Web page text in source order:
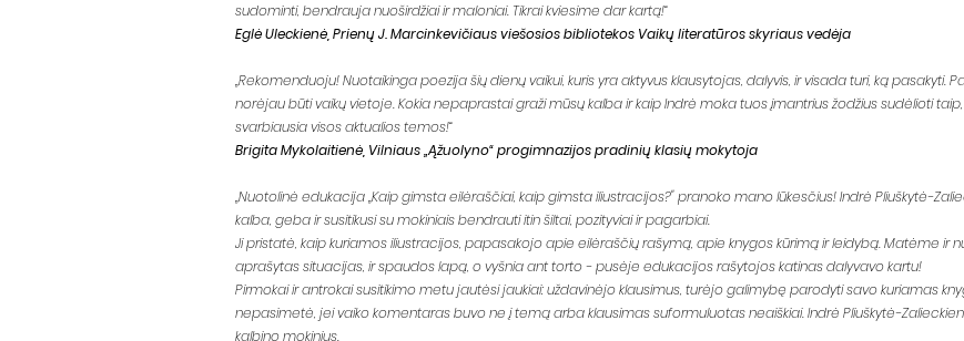
sudominti, bendrauja nuoširdžiai ir maloniai. Tikrai kviesime dar kartą!“
Eglė Uleckienė, Prienų J. Marcinkevičiaus viešosios bibliotekos Vaikų literatūros skyriaus vedėja
„Rekomenduoju! Nuotaikinga poezija šių dienų vaikui, kuris yra aktyvus klausytojas, dalyvis, ir visada turi, ką pasakyti.
norėjau būti vaikų vietoje. Kokia nepaprastai graži mūsų kalba ir kaip Indrė moka tuos įmantrius žodžius sudėlioti
svarbiausia visos aktualios temos!“
Brigita Mykolaitienė, Vilniaus „Ąžuolyno“ progimnazijos pradinių klasių mokytoja
„Nuotolinė edukacija „Kaip gimsta eilėraščiai, kaip gimsta iliustracijos?" pranoko mano lūkesčius! Indrė Pliuškytė-
kalba, geba ir susitikusi su mokiniais bendrauti itin šiltai, pozityviai ir pagarbiai.
Ji pristatė, kaip kuriamos iliustracijos, papasakojo apie eilėraščių rašymą, apie knygos kūrimą ir leidybą. Matėme ir
aprašytas situacijas, ir spaudos lapą, o vyšnia ant torto - pusėje edukacijos rašytojos katinas dalyvavo kartu!
Pirmokai ir antrokai susitikimo metu jautėsi jaukiai: uždavinėjo klausimus, turėjo galimybę parodyti savo kuriamas
nepasimetė, jei vaiko komentaras buvo ne į temą arba klausimas suformuluotas neaiškiai. Indrė Pliuškytė-
kalbino mokinius.